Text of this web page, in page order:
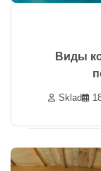
Виды
Sklad